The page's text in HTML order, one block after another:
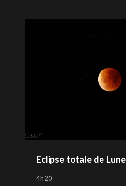
Eclipse totale de Lune
4h20